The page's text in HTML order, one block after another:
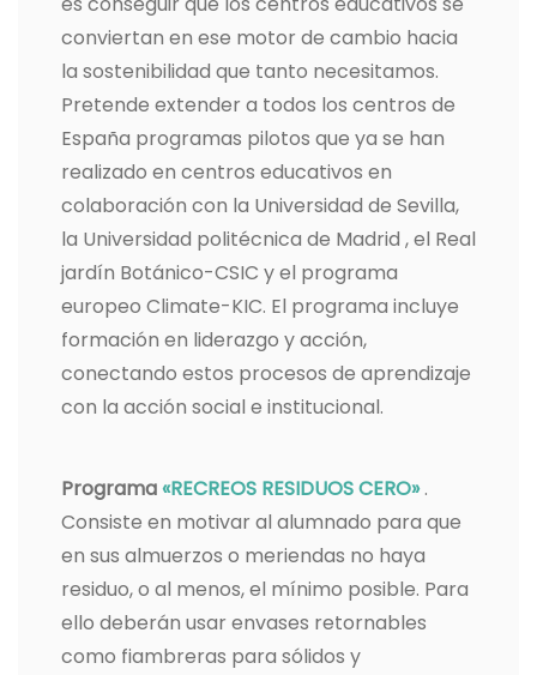
conviertan en ese motor de cambio hacia
la sostenibilidad que tanto necesitamos.
Pretende extender a todos los centros de
España programas pilotos que ya se han
realizado en centros educativos en
colaboración con la Universidad de Sevilla,
la Universidad politécnica de Madrid , el Real
jardín Botánico-CSIC y el programa
europeo Climate-KIC. El programa incluye
formación en liderazgo y acción,
conectando estos procesos de aprendizaje
con la acción social e institucional.
Programa«RECREOS RESIDUOS CERO».
Consiste en motivar al alumnado para que
en sus almuerzos o meriendas no haya
residuo, o al menos, el mínimo posible. Para
ello deberán usar envases retornables
como fiambreras para sólidos y